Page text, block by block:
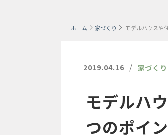
ホーム 家づくり モデルハウスや
2019.04.16 / 家づくり
モデルハ
つのポイ